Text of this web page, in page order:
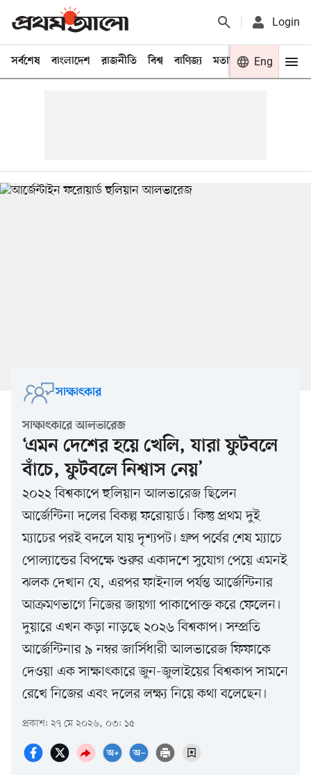
Login
সর্বশেষ বাংলাদেশ রাজনীতি বিশ্ব বাণিজ্য মতামত খেলা
Eng
সাক্ষাৎকার
সাক্ষাৎকারে আলভারেজ
‘এমন দেশের হয়ে খেলি, যারা ফুটবলে
বাঁচে, ফুটবলে নিশ্বাস নেয়’
২০২২ বিশ্বকাপে হুলিয়ান আলভারেজ ছিলেন
আর্জেন্টিনা দলের বিকল্প ফরোয়ার্ড। কিন্তু প্রথম দুই
ম্যাচের পরই বদলে যায় দৃশ্যপট। গ্রুপ পর্বের শেষ ম্যাচে
পোল্যান্ডের বিপক্ষে শুরুর একাদশে সুযোগ পেয়ে এমনই
ঝলক দেখান যে, এরপর ফাইনাল পর্যন্ত আর্জেন্টিনার
আক্রমণভাগে নিজের জায়গা পাকাপোক্ত করে ফেলেন।
দুয়ারে এখন কড়া নাড়ছে ২০২৬ বিশ্বকাপ। সম্প্রতি
আর্জেন্টিনার ৯ নম্বর জার্সিধারী আলভারেজ ফিফাকে
দেওয়া এক সাক্ষাৎকারে জুন-জুলাইয়ের বিশ্বকাপ সামনে
রেখে নিজের এবং দলের লক্ষ্য নিয়ে কথা বলেছেন।
প্রকাশ: ২৭ মে ২০২৬, ০৩: ১৫